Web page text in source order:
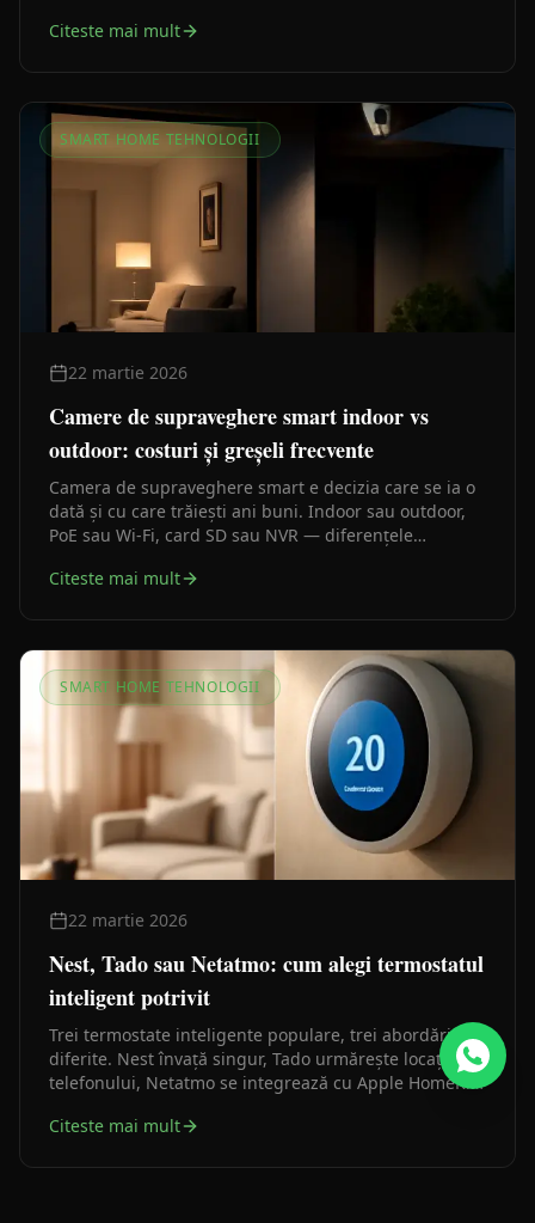
Citeste mai mult
SMART HOME TEHNOLOGII
22 martie 2026
Camere de supraveghere smart indoor vs
outdoor: costuri și greșeli frecvente
Camera de supraveghere smart e decizia care se ia o
dată și cu care trăiești ani buni. Indoor sau outdoor,
PoE sau Wi-Fi, card SD sau NVR — diferențele
Citeste mai mult
SMART HOME TEHNOLOGII
22 martie 2026
Nest, Tado sau Netatmo: cum alegi termostatul
inteligent potrivit
Trei termostate inteligente populare, trei abordări
diferite. Nest învață singur, Tado urmărește locația
telefonului, Netatmo se integrează cu Apple HomeKit.
instalației existente.
Citeste mai mult